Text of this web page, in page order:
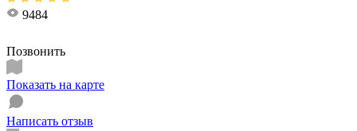
9484
Позвонить
Показать на карте
Написать отзыв